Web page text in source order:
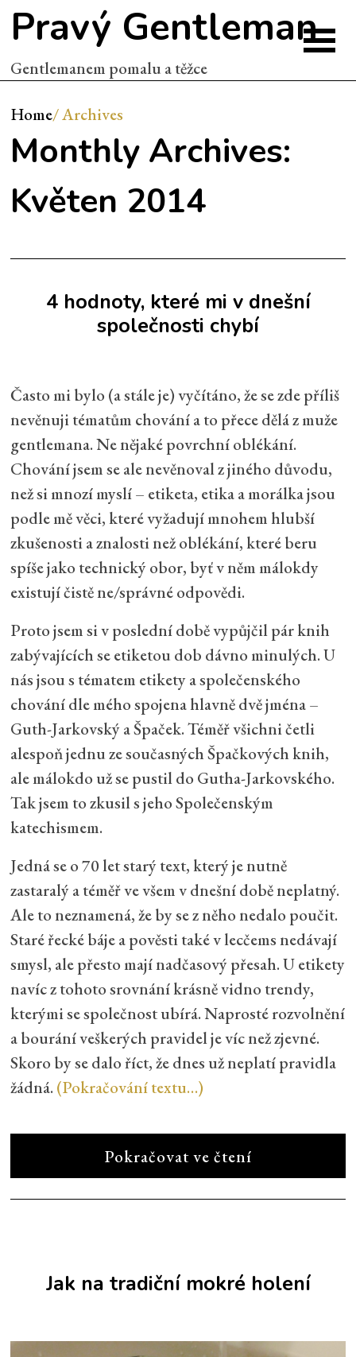
Pravý Gentleman
Gentlemanem pomalu a těžce
Home/Archives
Monthly Archives:
Květen 2014
4 hodnoty, které mi v dnešní
společnosti chybí
Často mi bylo (a stále je) vyčítáno, že se zde příliš
nevěnuji tématům chování a to přece dělá z muže
gentlemana. Ne nějaké povrchní oblékání.
Chování jsem se ale nevěnoval z jiného důvodu,
než si mnozí myslí – etiketa, etika a morálka jsou
podle mě věci, které vyžadují mnohem hlubší
zkušenosti a znalosti než oblékání, které beru
spíše jako technický obor, byť v něm málokdy
existují čistě ne/správné odpovědi.
Proto jsem si v poslední době vypůjčil pár knih
zabývajících se etiketou dob dávno minulých. U
nás jsou s tématem etikety a společenského
chování dle mého spojena hlavně dvě jména –
Guth-Jarkovský a Špaček. Téměř všichni četli
alespoň jednu ze současných Špačkových knih,
ale málokdo už se pustil do Gutha-Jarkovského.
Tak jsem to zkusil s jeho Společenským
katechismem.
Jedná se o 70 let starý text, který je nutně
zastaralý a téměř ve všem v dnešní době neplatný.
Ale to neznamená, že by se z něho nedalo poučit.
Staré řecké báje a pověsti také v lecčems nedávají
smysl, ale přesto mají nadčasový přesah. U etikety
navíc z tohoto srovnání krásně vidno trendy,
kterými se společnost ubírá. Naprosté rozvolnění
a bourání veškerých pravidel je víc než zjevné.
Skoro by se dalo říct, že dnes už neplatí pravidla
žádná. (Pokračování textu…)
Pokračovat ve čtení
Jak na tradiční mokré holení